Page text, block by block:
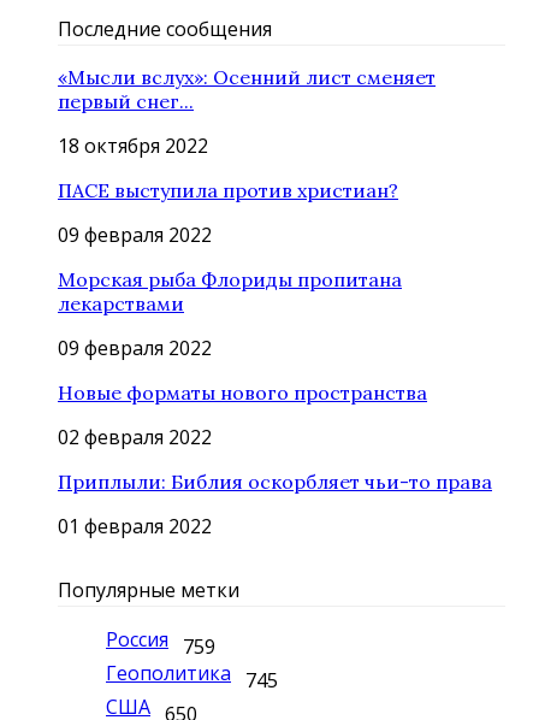
Последние сообщения
«Мысли вслух»: Осенний лист сменяет
первый снег...
18 октября 2022
ПАСЕ выступила против христиан?
09 февраля 2022
Морская рыба Флориды пропитана
лекарствами
09 февраля 2022
Новые форматы нового пространства
02 февраля 2022
Приплыли: Библия оскорбляет чьи-то права
01 февраля 2022
Популярные метки
Россия
759
Геополитика
745
США 650